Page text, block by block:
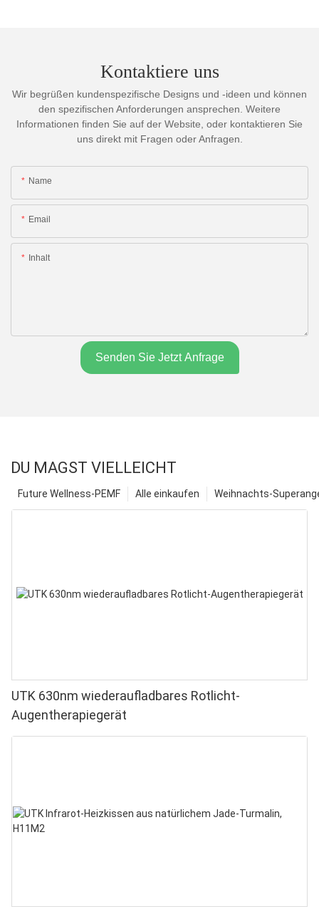
Kontaktiere uns
Wir begrüßen kundenspezifische Designs und -ideen und können
den spezifischen Anforderungen ansprechen. Weitere
Informationen finden Sie auf der Website, oder kontaktieren Sie
uns direkt mit Fragen oder Anfragen.
Name
Email
Inhalt
Senden Sie Jetzt Anfrage
DU MAGST VIELLEICHT
Weihnachts-
Alle einkaufen
Future Wellness-PEMF
UTK 630nm wiederaufladbares Rotlicht-
Augentherapiegerät